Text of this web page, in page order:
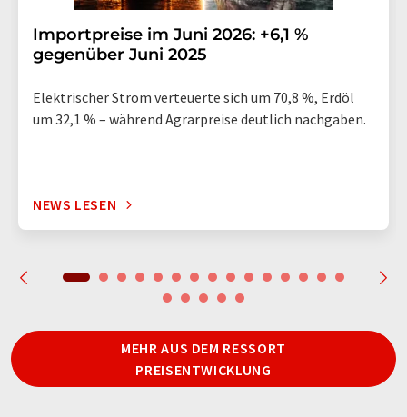
Importpreise im Juni 2026: +6,1 %
gegenüber Juni 2025
Elektrischer Strom verteuerte sich um 70,8 %, Erdöl
um 32,1 % – während Agrarpreise deutlich nachgaben.
NEWS LESEN
MEHR AUS DEM RESSORT
PREISENTWICKLUNG